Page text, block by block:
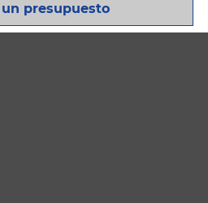
presupuesto